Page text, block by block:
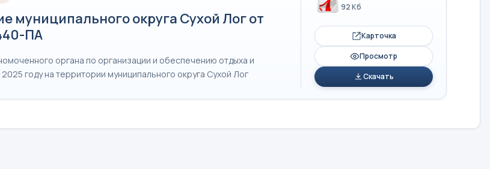
муниципального округа Сухой Лог от
ПА
органа по организации и обеспечению отдыха и
году на территории муниципального округа Сухой Лог
92 Кб
Карточка
Просмотр
Скачать